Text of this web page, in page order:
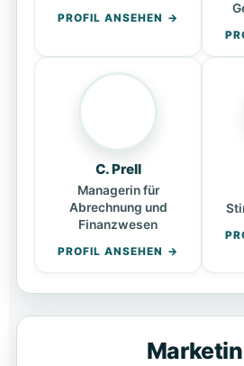
PROFIL ANSEHEN
C. Prell
Managerin für
Abrechnung und
Finanzwesen
PROFIL ANSEHEN